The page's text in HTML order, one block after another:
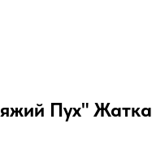
Пух" Жатка